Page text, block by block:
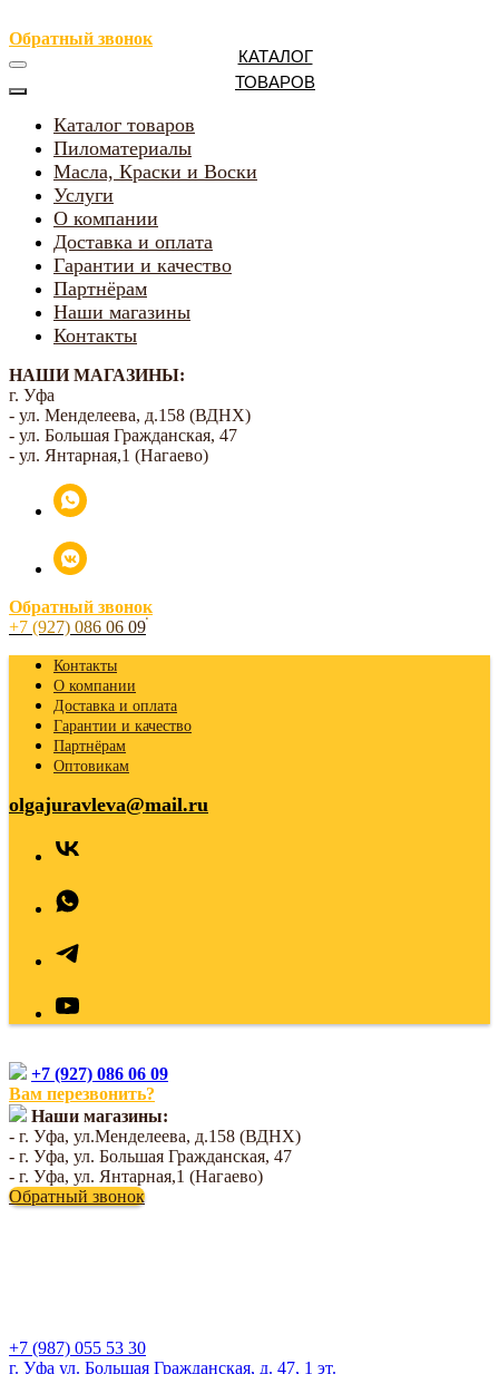
Обратный звонок
Каталог товаров
Пиломатериалы
Масла, Краски и Воски
Услуги
О компании
Доставка и оплата
Гарантии и качество
Партнёрам
Наши магазины
Контакты
НАШИ МАГАЗИНЫ:
г. Уфа
- ул. Менделеева, д.158 (ВДНХ)
- ул. Большая Гражданская, 47
- ул. Янтарная,1 (Нагаево)
Обратный звонок
+7 (927) 086 06 09
Контакты
О компании
Доставка и оплата
Гарантии и качество
Партнёрам
Оптовикам
olgajuravleva@mail.ru
+7 (927) 086 06 09
Вам перезвонить?
Наши магазины:
- г. Уфа, ул.Менделеева, д.158 (ВДНХ)
- г. Уфа, ул. Большая Гражданская, 47
- г. Уфа, ул. Янтарная,1 (Нагаево)
Обратный звонок
КАТАЛОГ
ТОВАРОВ
+7 (987) 055 53 30
г. Уфа ул. Большая Гражданская, д. 47, 1 эт.